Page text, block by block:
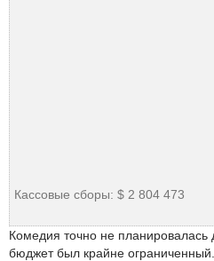
Кассовые сборы: $ 2 804 473
Комедия точно не
бюджет был крайне